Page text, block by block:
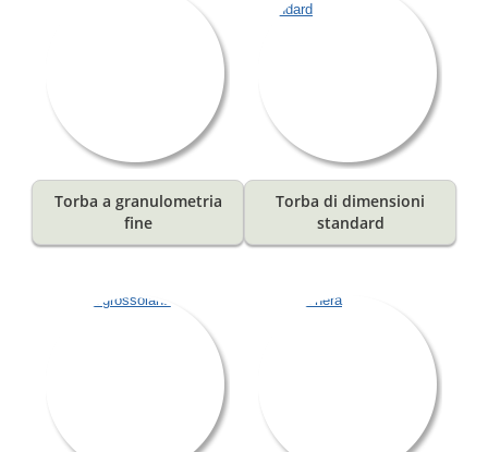
Torba a granulometria
fine
Torba di dimensioni
standard